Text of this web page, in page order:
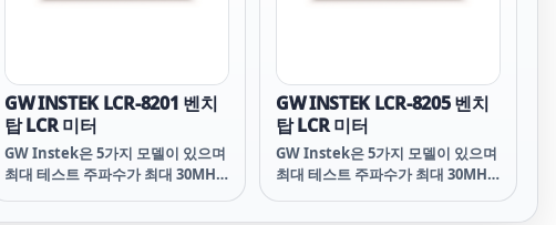
232C / 핸들러 및 GPIB와 같은 표준
이스로 장비를 제어할 수 있습니다.
또한 이 시리즈는 그래픽 모드에서
작동할 때 USB 저장 기능도 제공합
니다. 측정된 특성 곡선과 DUT 값은
후속 분석을 위해 저장됩니다.
232C / 핸들러 및 GPIB와 같은 표준
이스로 장비를 제어할 수 있습니다.
또한 이 시리즈는 그래픽 모드에서
작동할 때 USB 저장 기능도 제공합
니다. 측정된 특성 곡선과 DUT 값은
후속 분석을 위해 저장됩니다.
GW INSTEK LCR-8201 벤치
탑 LCR 미터
GW Instek은 5가지 모델이 있으며
최대 테스트 주파수가 최대 30MHz
GW INSTEK LCR-8205 벤치
탑 LCR 미터
GW Instek은 5가지 모델이 있으며
최대 테스트 주파수가 최대 30MHz